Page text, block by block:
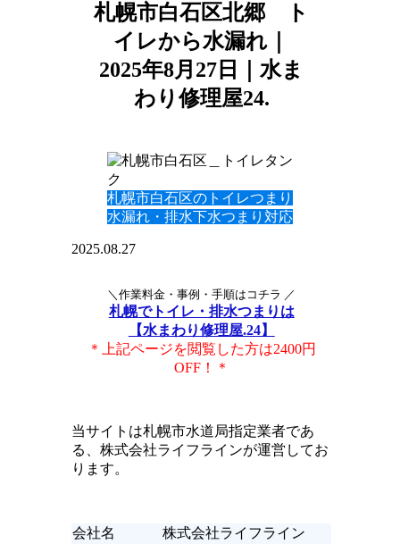
札幌市白石区北郷 ト
イレから水漏れ｜
2025年8月27日｜水ま
わり修理屋24.
札幌市白石区のトイレつまり
水漏れ・排水下水つまり対応
2025.08.27
＼作業料金・事例・手順はコチラ ／
札幌でトイレ・排水つまりは
【水まわり修理屋.24】
＊上記ページを閲覧した方は2400円
OFF！＊
当サイトは札幌市水道局指定業者であ
る、株式会社ライフラインが運営してお
ります。
会社名
株式会社ライフライン